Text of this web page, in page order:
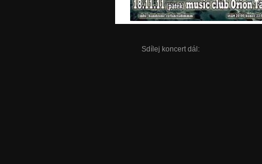
Sdílej koncert dál: